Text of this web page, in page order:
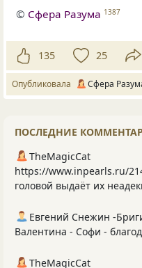
© Сфера Разума 1387
135 25
Опубликовала Сфера
ПОСЛЕДНИЕ
TheMagicCat
https://www.inpearls.ru/
головой выдаёт их
Евгений Снежин -
Валентина - Софи -
TheMagicCat